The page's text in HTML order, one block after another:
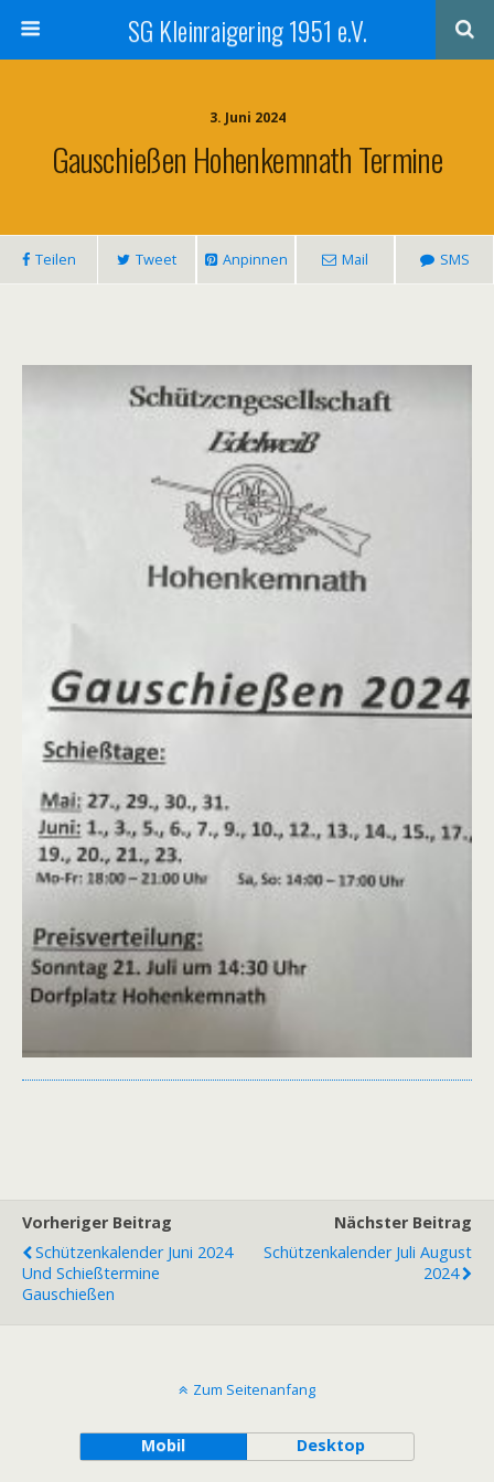
SG Kleinraigering 1951 e.V.
3. Juni 2024
Gauschießen Hohenkemnath Termine
Teilen Tweet Anpinnen Mail SMS
Vorheriger Beitrag
Schützenkalender Juni 2024
Und Schießtermine
Gauschießen
Nächster Beitrag
Schützenkalender Juli August
2024
Zum Seitenanfang
Mobil Desktop